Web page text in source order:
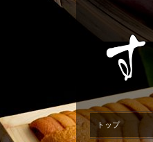
トップ